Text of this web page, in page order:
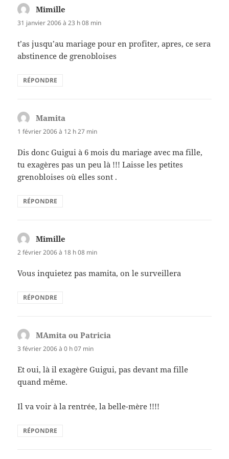
Mimille
31 janvier 2006 à 23 h 08 min
t’as jusqu’au mariage pour en profiter, apres, ce sera
abstinence de grenobloises
RÉPONDRE
Mamita
1 février 2006 à 12 h 27 min
Dis donc Guigui à 6 mois du mariage avec ma fille,
tu exagères pas un peu là !!! Laisse les petites
grenobloises où elles sont .
RÉPONDRE
Mimille
2 février 2006 à 18 h 08 min
Vous inquietez pas mamita, on le surveillera
RÉPONDRE
MAmita ou Patricia
3 février 2006 à 0 h 07 min
Et oui, là il exagère Guigui, pas devant ma fille
quand même.
Il va voir à la rentrée, la belle-mère !!!!
RÉPONDRE